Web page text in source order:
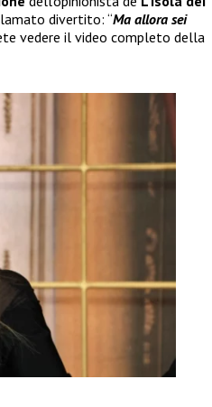
divertito: “Ma allora sei
vedere il video completo della